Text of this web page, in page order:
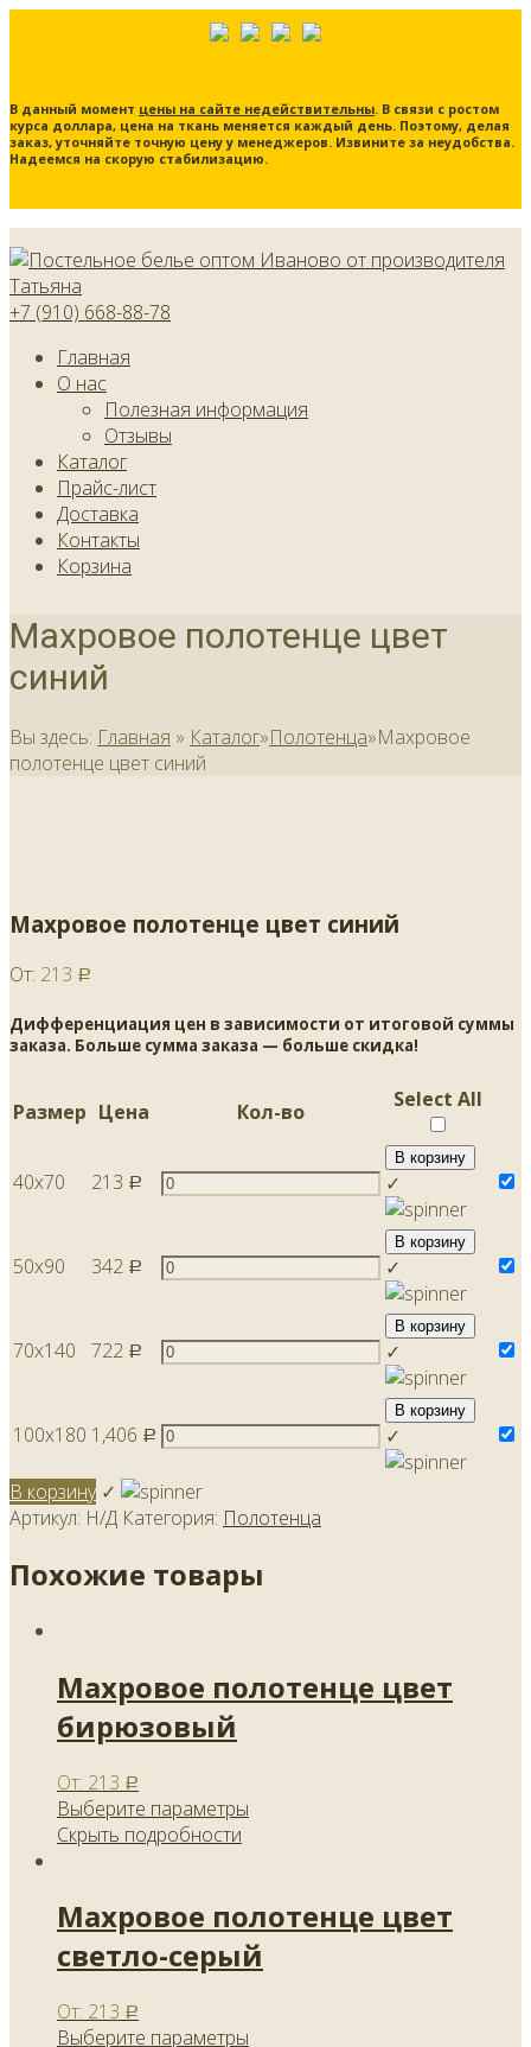
В данный момент цены на сайте недействительны. В связи с ростом
курса доллара, цена на ткань меняется каждый день. Поэтому, делая
заказ, уточняйте точную цену у менеджеров. Извините за неудобства.
Надеемся на скорую стабилизацию.
+7 (910) 668-88-78
Главная
О нас
Полезная информация
Отзывы
Каталог
Прайс-лист
Доставка
Контакты
Корзина
Махровое полотенце цвет
синий
Вы здесь: Главная » Каталог»Полотенца»Махровое
полотенце цвет синий
Махровое полотенце цвет синий
От: 213 Р
Дифференциация цен в зависимости от итоговой суммы
заказа. Больше сумма заказа — больше скидка!
Размер Цена Кол-во Select All
40х70 213 Р
В корзину
✓
50х90 342 Р
В корзину
✓
70х140 722 Р
В корзину
✓
100х180 1,406 Р
В корзину
✓
В корзину ✓
Артикул: Н/Д Категория: Полотенца
Похожие товары
Махровое полотенце цвет
бирюзовый
От: 213 Р
Выберите параметры
Скрыть подробности
Махровое полотенце цвет
светло-серый
От: 213 Р
Выберите параметры